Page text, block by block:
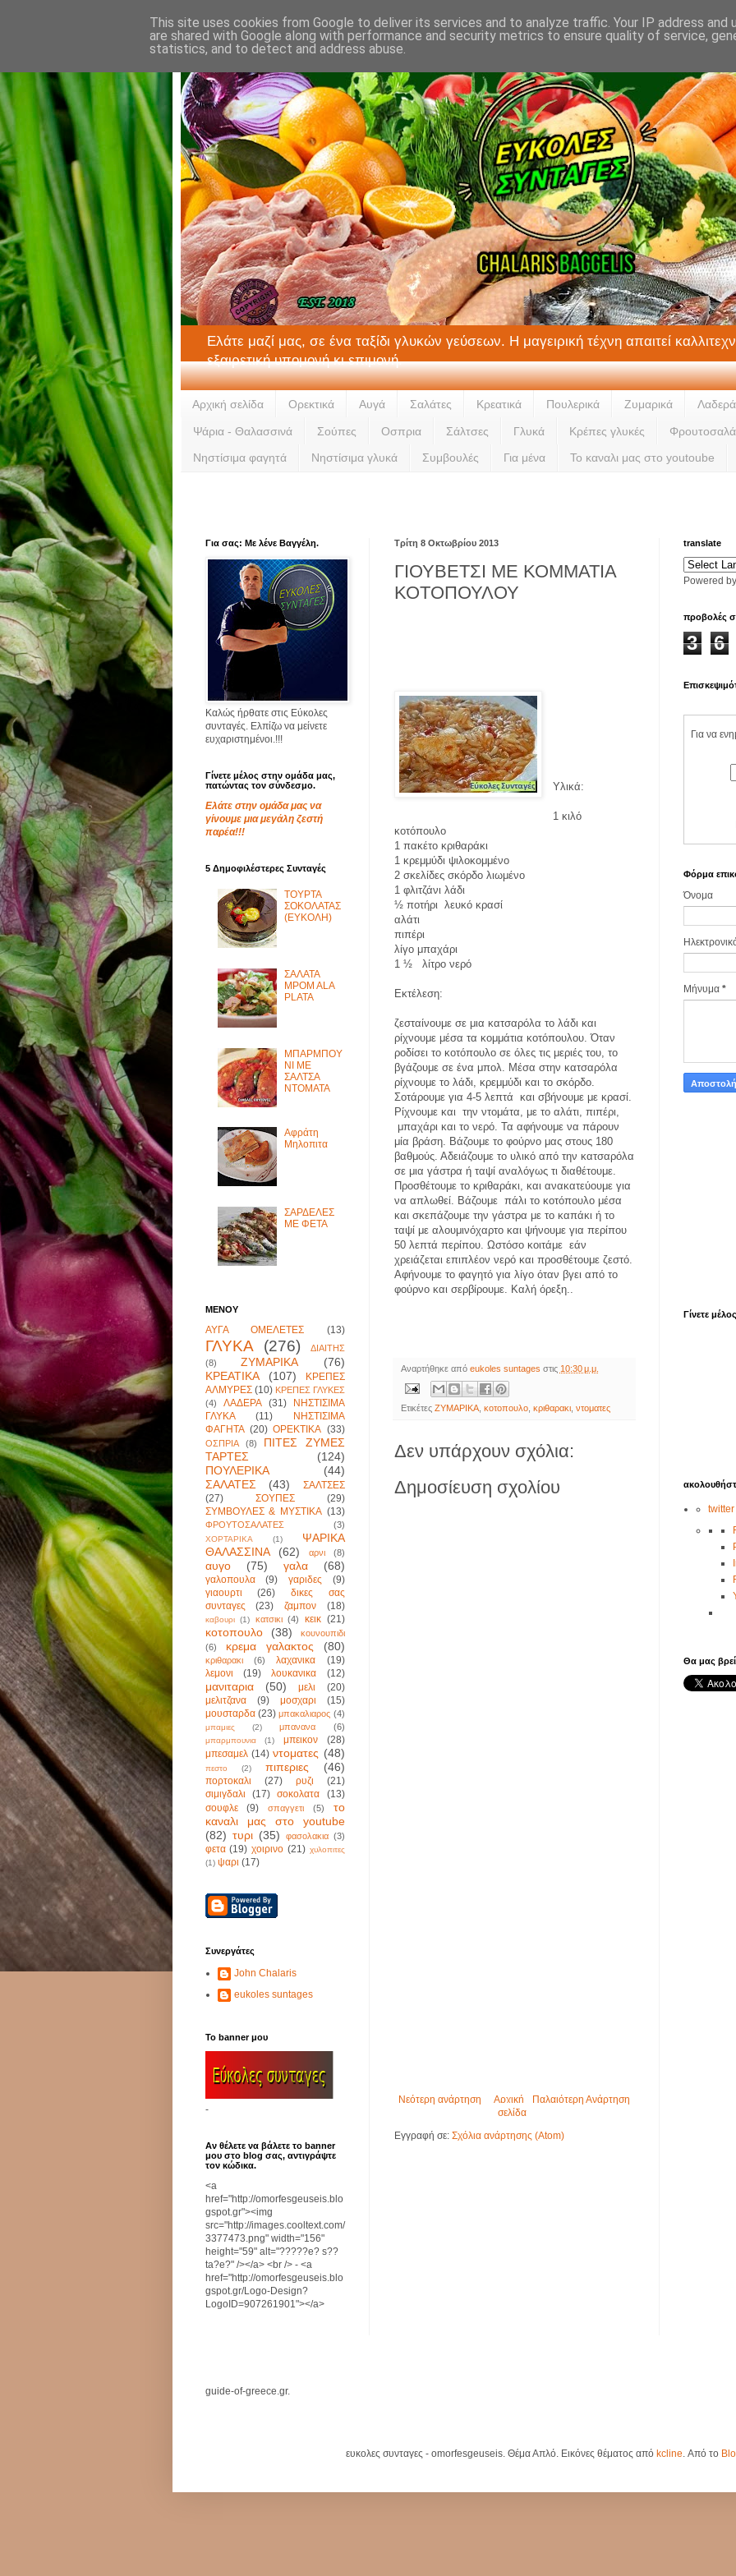
Ελάτε μαζί μας, σε ένα ταξίδι γλυκών γεύσεων. Η μαγειρική τέχνη απαιτεί
εξαιρετική υπομονή κι επιμονή.
Αρχική σελίδα Ορεκτικά Αυγά Σαλάτες Κρεατικά Πουλερικά Ζυμαρικά Λαδερά
Ψάρια - Θαλασσινά Σούπες Οσπρια Σάλτσες Γλυκά Κρέπες γλυκές
Νηστίσιμα φαγητά Νηστίσιμα γλυκά Συμβουλές Για μένα Το καναλι μας στο youtoube
Τρίτη 8 Οκτωβρίου 2013
ΓΙΟΥΒΕΤΣΙ ΜΕ ΚΟΜΜΑΤΙΑ
ΚΟΤΟΠΟΥΛΟΥ
Υλικά:
1 κιλό
κοτόπουλο
1 πακέτο κριθαράκι
1 κρεμμύδι ψιλοκομμένο
2 σκελίδες σκόρδο λιωμένο
1 φλιτζάνι λάδι
½ ποτήρι λευκό κρασί
αλάτι
πιπέρι
λίγο μπαχάρι
1 ½ λίτρο νερό
Εκτέλεση:
ζεσταίνουμε σε μια κατσαρόλα το λάδι και
ρίχνουμε μέσα τα κομμάτια κοτόπουλου. Όταν
ροδίσει το κοτόπουλο σε όλες τις μεριές του, το
βγάζουμε σε ένα μπολ. Μέσα στην κατσαρόλα
ρίχνουμε το λάδι, κρεμμύδι και το σκόρδο.
Σοτάρουμε για 4-5 λεπτά και σβήνουμε με κρασί.
Ρίχνουμε και την ντομάτα, με το αλάτι, πιπέρι,
μπαχάρι και το νερό. Τα αφήνουμε να πάρουν
μία βράση. Βάζουμε το φούρνο μας στους 180
βαθμούς. Αδειάζουμε το υλικό από την κατσαρόλα
σε μια γάστρα ή ταψί αναλόγως τι διαθέτουμε.
Προσθέτουμε το κριθαράκι, και ανακατεύουμε για
να απλωθεί. Βάζουμε πάλι το κοτόπουλο μέσα
και σκεπάζουμε την γάστρα με το καπάκι ή το
ταψί με αλουμινόχαρτο και ψήνουμε για περίπου
50 λεπτά περίπου. Ωστόσο κοιτάμε εάν
χρειάζεται επιπλέον νερό και προσθέτουμε ζεστό.
Αφήνουμε το φαγητό για λίγο όταν βγει από το
φούρνο και σερβίρουμε. Καλή όρεξη..
Αναρτήθηκε από eukoles suntages στις 10:30 μ.μ.
Ετικέτες ΖΥΜΑΡΙΚΑ, κοτοπουλο, κριθαρακι, ντοματες
Δεν υπάρχουν σχόλια:
Δημοσίευση σχολίου
Νεότερη ανάρτηση Παλαιότερη Ανάρτηση
Αρχική
σελίδα
Εγγραφή σε: Σχόλια ανάρτησης (Atom)
Για σας: Με λένε Βαγγέλη.
Καλώς ήρθατε στις Εύκολες
συνταγές. Ελπίζω να μείνετε
ευχαριστημένοι.!!!
Γίνετε μέλος στην ομάδα μας,
πατώντας τον σύνδεσμο.
Ελάτε στην ομάδα μας να
γίνουμε μια μεγάλη ζεστή
παρέα!!!
5 Δημοφιλέστερες Συνταγές
ΤΟΥΡΤΑ
ΣΟΚΟΛΑΤΑΣ
(ΕΥΚΟΛΗ)
ΣΑΛΑΤΑ
MPOM ALA
PLATA
ΜΠΑΡΜΠΟΥ
ΝΙ ΜΕ
ΣΑΛΤΣΑ
ΝΤΟΜΑΤΑ
Αφράτη
Μηλοπιτα
ΣΑΡΔΕΛΕΣ
ΜΕ ΦΕΤΑ
ΜΕΝΟΥ
ΑΥΓΑ ΟΜΕΛΕΤΕΣ (13)
ΓΛΥΚΑ (276)
ΔΙΑΙΤΗΣ
(8)
ΖΥΜΑΡΙΚΑ
(76)
ΚΡΕΑΤΙΚΑ
(107)
ΚΡΕΠΕΣ
ΑΛΜΥΡΕΣ (10) ΚΡΕΠΕΣ ΓΛΥΚΕΣ
(4)
ΛΑΔΕΡΑ (31)
ΝΗΣΤΙΣΙΜΑ
ΓΛΥΚΑ
(11)
ΝΗΣΤΙΣΙΜΑ
ΦΑΓΗΤΑ (20) ΟΡΕΚΤΙΚΑ (33)
ΟΣΠΡΙΑ (8)
ΠΙΤΕΣ ΖΥΜΕΣ
ΤΑΡΤΕΣ
(124)
ΠΟΥΛΕΡΙΚΑ
(44)
ΣΑΛΑΤΕΣ
(43)
ΣΑΛΤΣΕΣ
(27)
ΣΟΥΠΕΣ
(29)
ΣΥΜΒΟΥΛΕΣ & ΜΥΣΤΙΚΑ (13)
ΦΡΟΥΤΟΣΑΛΑΤΕΣ (3)
ΧΟΡΤΑΡΙΚΑ (1)
ΨΑΡΙΚΑ
ΘΑΛΑΣΣΙΝΑ
(62) αρνι (8)
αυγο (75) γαλα (68)
γαλοπουλα (9) γαριδες
(9)
γιαουρτι
(26)
δικες σας
συνταγες
(23) ζαμπον (18)
καβουρι (1) κατσικι (4) κεικ (21)
κοτοπουλο (38)
κουνουπιδι
(6)
κρεμα γαλακτος (80)
κριθαρακι (6) λαχανικα
(19)
λεμονι
(19) λουκανικα (12)
μανιταρια (50) μελι
(20)
μελιτζανα
(9) μοσχαρι
(15)
μουσταρδα (23) μπακαλιαρος (4)
μπαμιες (2) μπανανα (6)
μπαρμπουνια (1) μπεικον
(28)
μπεσαμελ (14) ντοματες (48)
πεστο (2) πιπεριες (46)
πορτοκαλι (27) ρυζι
(21)
σιμιγδαλι
(17) σοκολατα
(13)
σουφλε
(9) σπαγγετι (5)
το
καναλι μας στο youtube
(82) τυρι (35) φασολακια (3)
φετα (19) χοιρινο (21) χυλοπιτες
(1) ψαρι (17)
Συνεργάτες
John Chalaris
eukoles suntages
Το banner μου
-
Αν θέλετε να βάλετε το banner
μου στο blog σας, αντιγράψτε
τον κώδικα.
<a
href="http://omorfesgeuseis.blo
gspot.gr"><img
src="http://images.cooltext.com/
3377473.png" width="156"
height="59" alt="?????e? s??
ta?e?" /></a> <br /> - <a
href="http://omorfesgeuseis.blo
gspot.gr/Logo-Design?
LogoID=907261901"></a>
translate
Powered
προβολές
3 6
Για να
Φόρμα
Όνομα
Μήνυμα *
Γίνετε μέλος
twitter
Θα μας
guide-of-greece.gr.
ευκολες συνταγες - omorfesgeuseis. Θέμα Απλό. Εικόνες θέματος από kcline . Από το
This site uses cookies from Google to deliver its services and to analyze traffic. Your IP address and
are shared with Google along with performance and security metrics to ensure quality of service,
statistics, and to detect and address abuse.